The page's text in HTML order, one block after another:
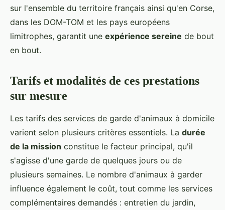
sur l'ensemble du territoire français ainsi qu'en Corse,
dans les DOM-TOM et les pays européens
limitrophes, garantit une expérience sereine de bout
en bout.
Tarifs et modalités de ces prestations
sur mesure
Les tarifs des services de garde d'animaux à domicile
varient selon plusieurs critères essentiels. La durée
de la mission constitue le facteur principal, qu'il
s'agisse d'une garde de quelques jours ou de
plusieurs semaines. Le nombre d'animaux à garder
influence également le coût, tout comme les services
complémentaires demandés : entretien du jardin,